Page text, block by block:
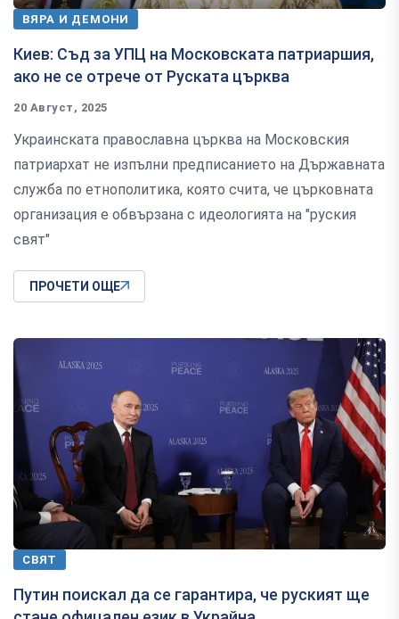
ВЯРА И ДЕМОНИ
Киев: Съд за УПЦ на Московската патриаршия,
ако не се отрече от Руската църква
20 Август, 2025
Украинската православна църква на Московския
патриархат не изпълни предписанието на Държавната
служба по етнополитика, която счита, че църковната
организация е обвързана с идеологията на "руския
свят"
ПРОЧЕТИ ОЩЕ
СВЯТ
Путин поискал да се гарантира, че руският ще